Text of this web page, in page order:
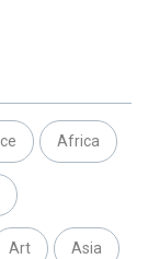
Africa
Art Asia